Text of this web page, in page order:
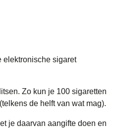
elektronische sigaret
Zo kun je 100 sigaretten
de helft van wat mag).
je daarvan aangifte doen en